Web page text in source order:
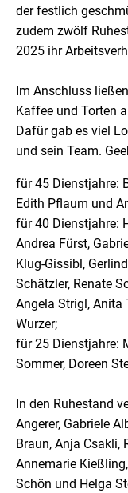
der festlich
zudem zwölf
2025 ihr
Im Anschluss
Kaffee und Torten
Dafür gab es viel
und sein Team.
für 45 Dienstjahre:
Edith Pflaum und
für 40 Dienstjahre:
Andrea Fürst,
Klug-Gissibl,
Schätzler, Renate
Angela Strigl, Anita
Wurzer;
für 25 Dienstjahre:
Sommer, Doreen
In den Ruhestand
Angerer, Gabriele
Braun, Anja Csakli,
Annemarie
Schön und Helga